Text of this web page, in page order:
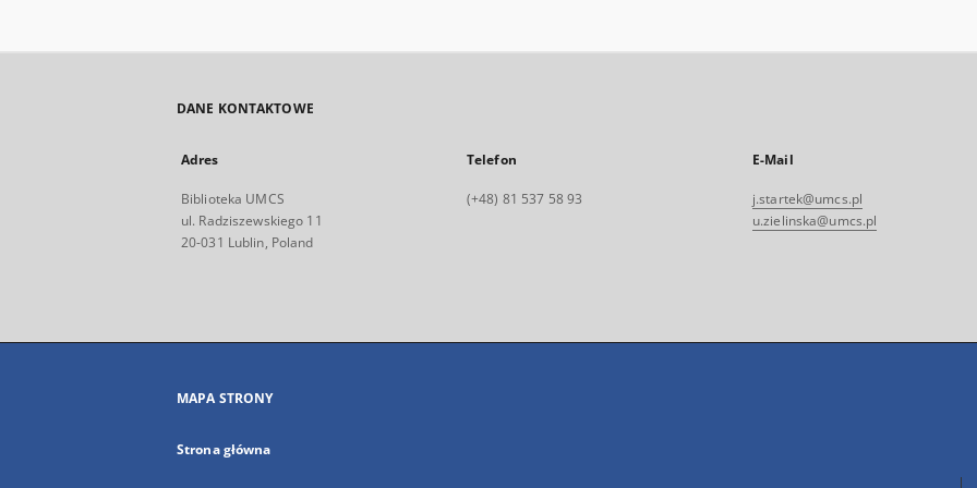
DANE KONTAKTOWE
Adres
Biblioteka UMCS
ul. Radziszewskiego 11
20-031 Lublin, Poland
Telefon
(+48) 81 537 58 93
E-Mail
j.startek@umcs.pl
u.zielinska@umcs.pl
MAPA STRONY
Strona główna